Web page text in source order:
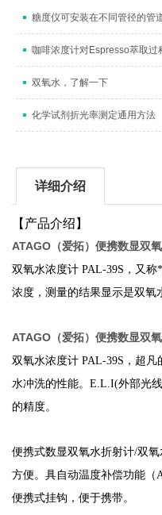
糖度仪可安装在不同管径的管
咖啡浓度计对Espresso萃取过
双氧水，了解一下
化学试剂折光率测定通用方法
详细介绍
【产品介绍】
ATAGO（爱拓）便携数显双
双氧水浓度计 PAL-39S，又
浓度，测量的结果显示是双氧
ATAGO（爱拓）便携数显双
双氧水浓度计 PAL-39S， 超凡
水冲洗的性能。E.L.I(外部光
的精度。
便携式数显双氧水折射计/双
方便。具自动温度补偿功能（
便携式挂钩，便于携带。